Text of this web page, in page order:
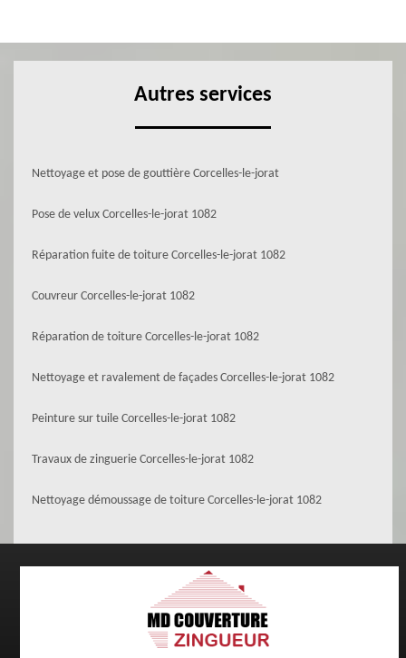
Autres services
Nettoyage et pose de gouttière Corcelles-le-jorat
Pose de velux Corcelles-le-jorat 1082
Réparation fuite de toiture Corcelles-le-jorat 1082
Couvreur Corcelles-le-jorat 1082
Réparation de toiture Corcelles-le-jorat 1082
Nettoyage et ravalement de façades Corcelles-le-jorat 1082
Peinture sur tuile Corcelles-le-jorat 1082
Travaux de zinguerie Corcelles-le-jorat 1082
Nettoyage démoussage de toiture Corcelles-le-jorat 1082